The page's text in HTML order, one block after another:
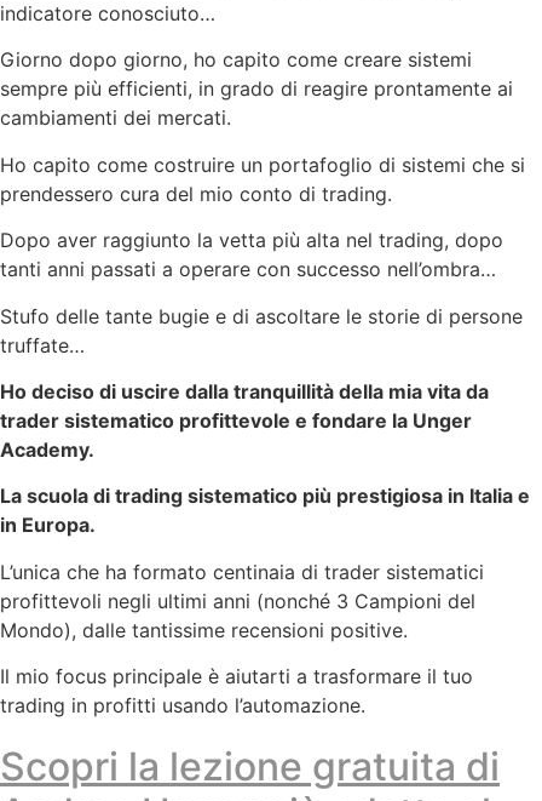
indicatore conosciuto…
Giorno dopo giorno, ho capito come creare sistemi
sempre più efficienti, in grado di reagire prontamente ai
cambiamenti dei mercati.
Ho capito come costruire un portafoglio di sistemi che si
prendessero cura del mio conto di trading.
Dopo aver raggiunto la vetta più alta nel trading, dopo
tanti anni passati a operare con successo nell’ombra…
Stufo delle tante bugie e di ascoltare le storie di persone
truffate…
Ho deciso di uscire dalla tranquillità della mia vita da
trader sistematico profittevole e fondare la Unger
Academy.
La scuola di trading sistematico più prestigiosa in Italia e
in Europa.
L’unica che ha formato centinaia di trader sistematici
profittevoli negli ultimi anni (nonché 3 Campioni del
Mondo), dalle tantissime recensioni positive.
Il mio focus principale è aiutarti a trasformare il tuo
trading in profitti usando l’automazione.
Scopri la lezione gratuita di